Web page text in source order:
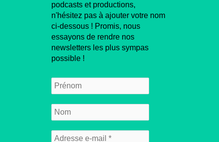
podcasts et productions,
n'hésitez pas à ajouter votre nom
ci-dessous ! Promis, nous
essayons de rendre nos
newsletters les plus sympas
possible !